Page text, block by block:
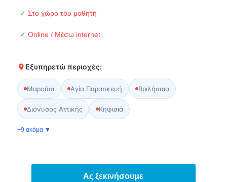
✓ Στο χώρο του μαθητή
✓ Online / Μέσω internet
Εξυπηρετώ περιοχές:
Μαρούσι Αγία Παρασκευή Βριλήσσια
Διόνυσος Αττικής Κηφισιά
+9 ακόμα ▼
Ας ξεκινήσουμε